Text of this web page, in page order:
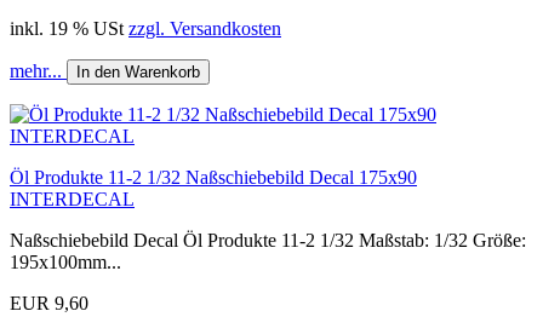
inkl. 19 % USt zzgl. Versandkosten
mehr... In den Warenkorb
Öl Produkte 11-2 1/32 Naßschiebebild Decal 175x90
INTERDECAL
Naßschiebebild Decal Öl Produkte 11-2 1/32 Maßstab: 1/32 Größe:
195x100mm...
EUR 9,60